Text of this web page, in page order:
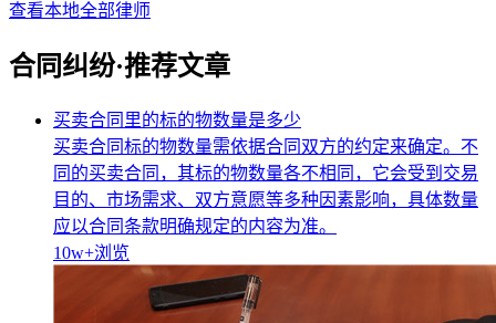
查看本地全部律师
合同纠纷·推荐文章
买卖合同里的标的物数量是多少
买卖合同标的物数量需依据合同双方的约定来确定。不
同的买卖合同，其标的物数量各不相同，它会受到交易
目的、市场需求、双方意愿等多种因素影响，具体数量
应以合同条款明确规定的内容为准。
10w+浏览